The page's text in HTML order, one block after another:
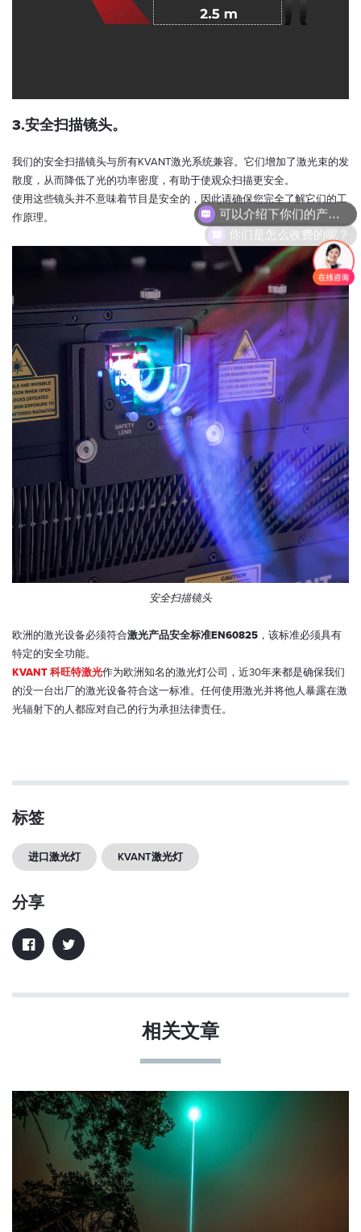
3.安全扫描镜头。
我们的安全扫描镜头与所有KVANT激光系统兼容。它们增加了激光束的发
散度，从而降低了光的功率密度，有助于使观众扫描更安全。
使用这些镜头并不意味着节目是安全的，因此请确保您完全了解它们的工
作原理。
安全扫描镜头
欧洲的激光设备必须符合激光产品安全标准EN60825 ，该标准必须具有
特定的安全功能。
KVANT 科旺特激光作为欧洲知名的激光灯公司，近30年来都是确保我们
的没一台出厂的激光设备符合这一标准。任何使用激光并将他人暴露在激
光辐射下的人都应对自己的行为承担法律责任。
标签
进口激光灯 KVANT激光灯
分享
相关文章
你们是怎么收费的呢？